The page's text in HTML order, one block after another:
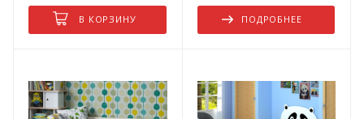
В КОРЗИНУ ПОДРОБНЕЕ